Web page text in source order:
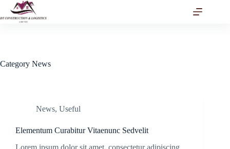
content
Category News
News, Useful
Elementum Curabitur Vitaenunc Sedvelit
Lorem ipsum dolor sit amet, consectetur adipiscing